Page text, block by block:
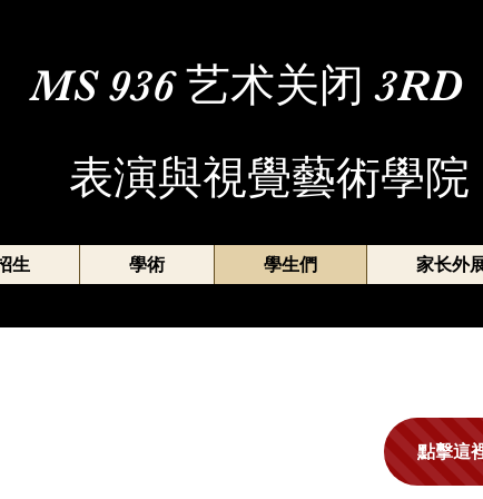
MS 936 艺术关闭 3RD
表演與視覺藝術學院
生 學術 學生們 家长外
點擊這